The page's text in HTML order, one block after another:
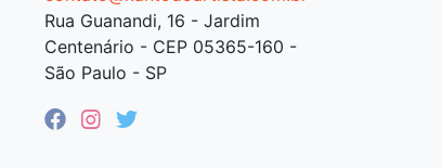
Rua Guanandi, 16 - Jardim
Centenário - CEP 05365-160 -
São Paulo - SP